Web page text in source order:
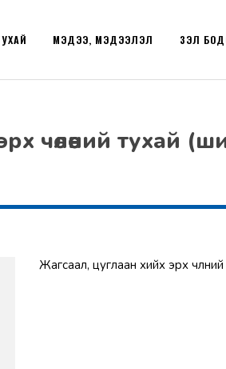
МЭДЭЭ, МЭДЭЭЛЭЛ ҮЗЭЛ
чөлөөний тухай
Жагсаал, цуглаан хийх эрх